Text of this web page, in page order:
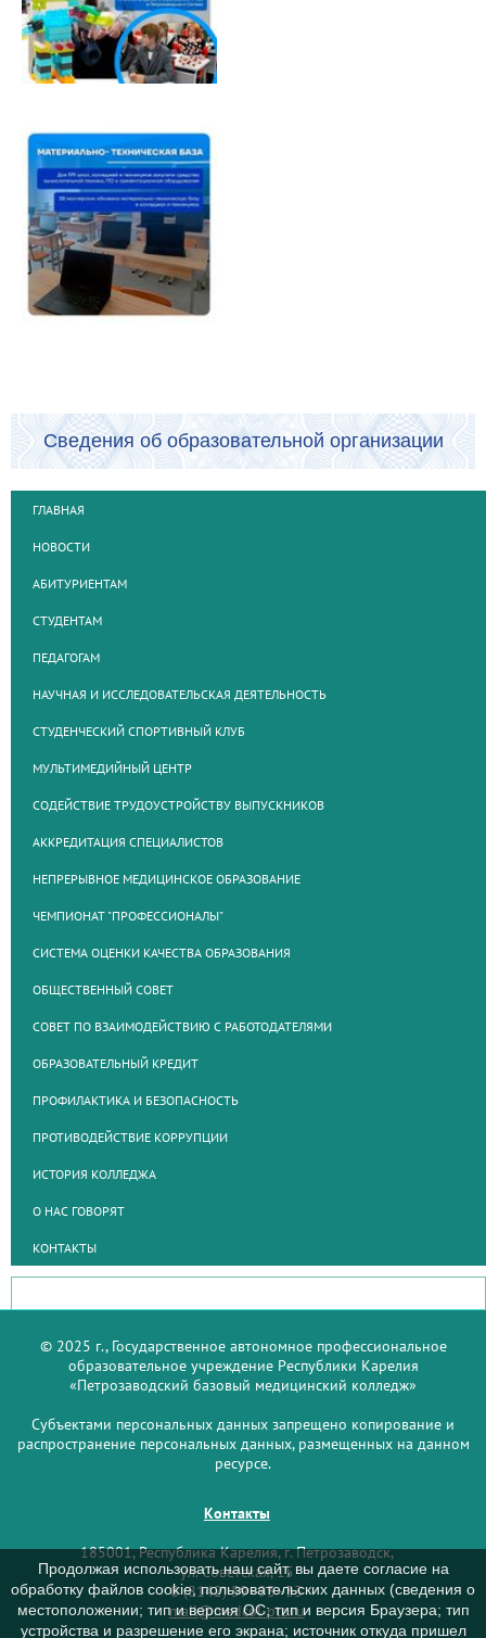
Сведения об образовательной организации
ГЛАВНАЯ
НОВОСТИ
АБИТУРИЕНТАМ
СТУДЕНТАМ
ПЕДАГОГАМ
НАУЧНАЯ И ИССЛЕДОВАТЕЛЬСКАЯ ДЕЯТЕЛЬНОСТЬ
СТУДЕНЧЕСКИЙ СПОРТИВНЫЙ КЛУБ
МУЛЬТИМЕДИЙНЫЙ ЦЕНТР
СОДЕЙСТВИЕ ТРУДОУСТРОЙСТВУ ВЫПУСКНИКОВ
АККРЕДИТАЦИЯ СПЕЦИАЛИСТОВ
НЕПРЕРЫВНОЕ МЕДИЦИНСКОЕ ОБРАЗОВАНИЕ
ЧЕМПИОНАТ "ПРОФЕССИОНАЛЫ"
СИСТЕМА ОЦЕНКИ КАЧЕСТВА ОБРАЗОВАНИЯ
ОБЩЕСТВЕННЫЙ СОВЕТ
СОВЕТ ПО ВЗАИМОДЕЙСТВИЮ С РАБОТОДАТЕЛЯМИ
ОБРАЗОВАТЕЛЬНЫЙ КРЕДИТ
ПРОФИЛАКТИКА И БЕЗОПАСНОСТЬ
ПРОТИВОДЕЙСТВИЕ КОРРУПЦИИ
ИСТОРИЯ КОЛЛЕДЖА
О НАС ГОВОРЯТ
КОНТАКТЫ
© 2025 г., Государственное автономное профессиональное
образовательное учреждение Республики Карелия
«Петрозаводский базовый медицинский колледж»
Субъектами персональных данных запрещено копирование и
распространение персональных данных, размещенных на данном
ресурсе.
Контакты
185001, Республика Карелия, г. Петрозаводск,
ул. Советская, 15
8 (8142) 59–93–33
mail@medcol-ptz.ru
Продолжая использовать наш сайт, вы даете согласие на
обработку файлов cookie, пользовательских данных (сведения о
местоположении; тип и версия ОС; тип и версия Браузера; тип
устройства и разрешение его экрана; источник откуда пришел